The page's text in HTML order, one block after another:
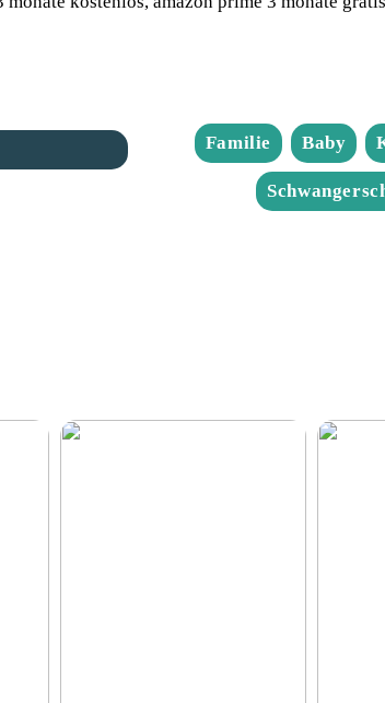
Familie Baby